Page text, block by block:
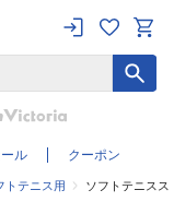
ル クーポン
トテニス用 ソフトテニス